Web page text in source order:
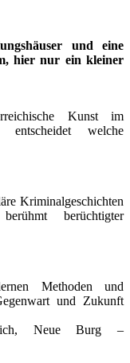
und eine
hier nur ein kleiner
Kunst im
welche
Kriminalgeschichten
berüchtigter
Methoden und
und Zukunft
Neue Burg –